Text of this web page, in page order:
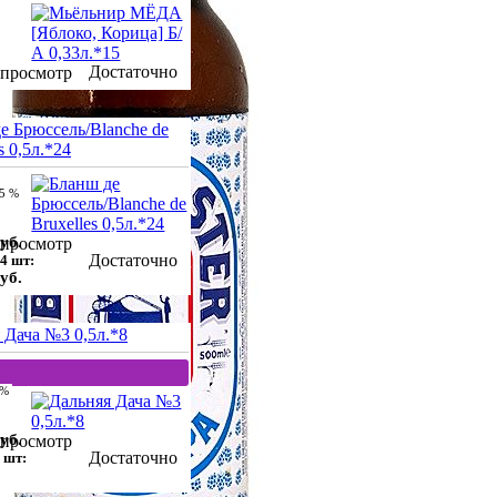
Достаточно
Брюссель/Blanche de
0,5л.*24
%
шт: Достаточно
Дача №3 0,5л.*8
шт: Достаточно